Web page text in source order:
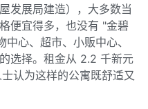
发展局建造），大多数当
便宜得多，也没有 "金碧
心、超市、小贩中心、
选择。租金从 2.2 千新元
认为这样的公寓既舒适又